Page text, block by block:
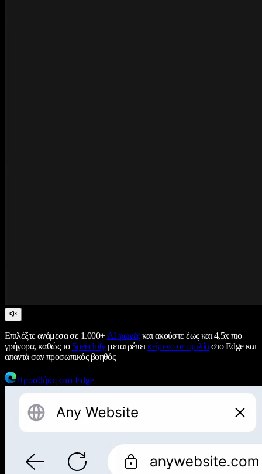
Επιλέξτε ανάμεσα σε 1.000+ AI φωνέςκαι ακούστε έως και 4,5x πιο
γρήγορα, καθώς το Speechifyμετατρέπεικείμενο σε ομιλίαστο Edge και
απαντά σαν προσωπικός βοηθός
Προσθήκη στο Edge